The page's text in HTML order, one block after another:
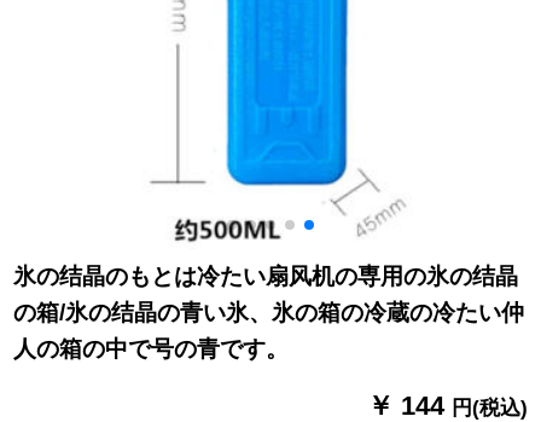
氷の结晶のもとは冷たい扇风机の専用の氷の结晶
の箱/氷の结晶の青い氷、氷の箱の冷蔵の冷たい仲
人の箱の中で号の青です。
￥ 144 円(税込)